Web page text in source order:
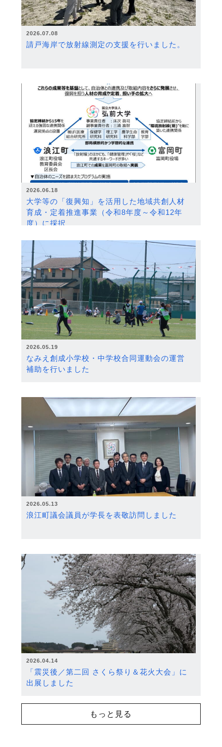
2026.07.08
請戸海岸で放射線測定の支援を行いました。
2026.06.18
大学等の「復興知」を活用した地域共創人材
育成・定着推進事業（令和8年度～令和12年
度）に採択
2026.05.19
なみえ創成小学校・中学校合同運動会の運営
補助を行いました
2026.05.13
浪江町議会議員が学長を表敬訪問しました
2026.04.14
「震災後／第二回 さくら祭り＆花火大会」に
出展しました
もっと見る